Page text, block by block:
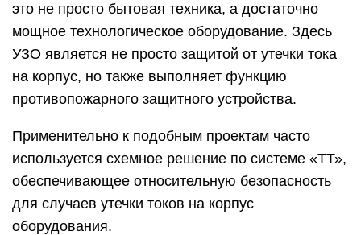
это не просто бытовая техника, а достаточно
мощное технологическое оборудование. Здесь
УЗО является не просто защитой от утечки тока
на корпус, но также выполняет функцию
противопожарного защитного устройства.
Применительно к подобным проектам часто
используется схемное решение по системе «ТТ»,
обеспечивающее относительную безопасность
для случаев утечки токов на корпус
оборудования.